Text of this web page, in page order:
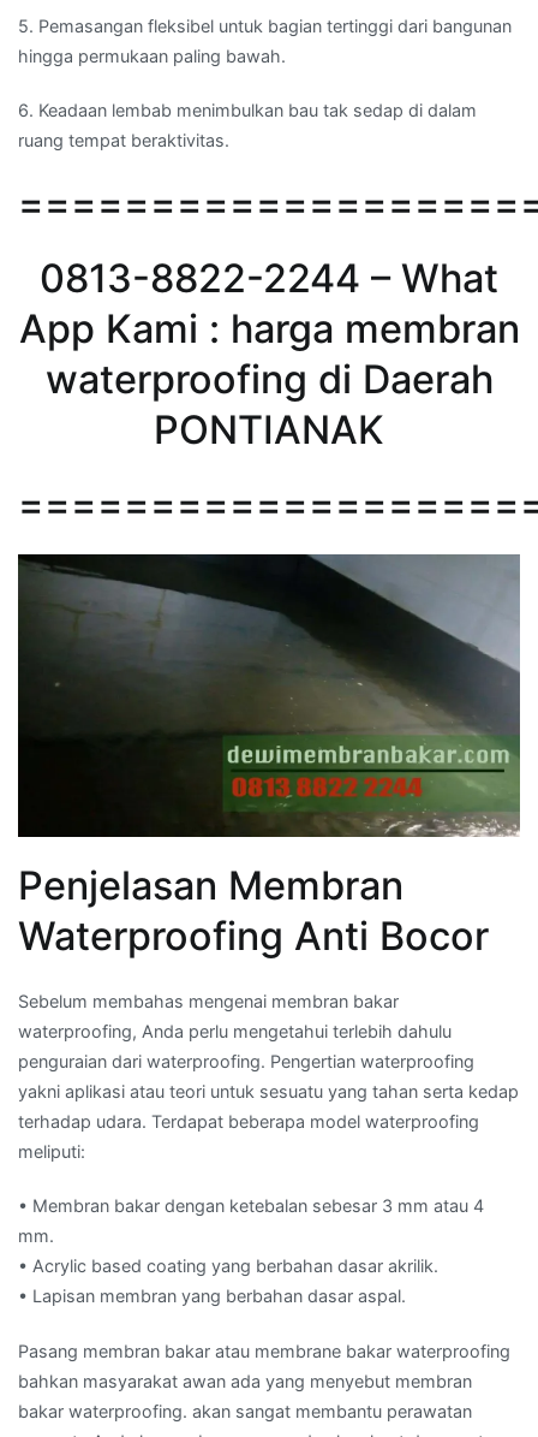
5. Pemasangan fleksibel untuk bagian tertinggi dari bangunan
hingga permukaan paling bawah.
6. Keadaan lembab menimbulkan bau tak sedap di dalam
ruang tempat beraktivitas.
0813-8822-2244 – What
App Kami : harga membran
waterproofing di Daerah
PONTIANAK
Penjelasan Membran
Waterproofing Anti Bocor
Sebelum membahas mengenai membran bakar
waterproofing, Anda perlu mengetahui terlebih dahulu
penguraian dari waterproofing. Pengertian waterproofing
yakni aplikasi atau teori untuk sesuatu yang tahan serta kedap
terhadap udara. Terdapat beberapa model waterproofing
meliputi:
• Membran bakar dengan ketebalan sebesar 3 mm atau 4
mm.
• Acrylic based coating yang berbahan dasar akrilik.
• Lapisan membran yang berbahan dasar aspal.
Pasang membran bakar atau membrane bakar waterproofing
bahkan masyarakat awan ada yang menyebut membran
bakar waterproofing. akan sangat membantu perawatan